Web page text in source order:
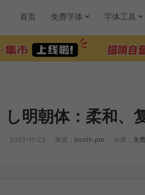
首页 免费字体 字体工具
し明朝体：柔和、
2023-11-23 来源： booth.pm 分类： 免